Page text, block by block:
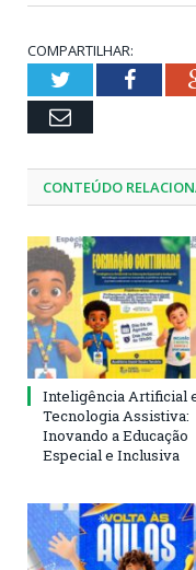
COMPARTILHAR:
Twitter
Email
CONTEÚDO
Inteligência Artificial
Tecnologia Assistiva:
Inovando a Educação
Especial e Inclusiva